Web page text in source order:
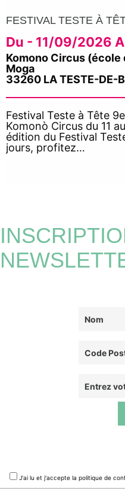
FESTIVAL TESTE À
Du - 11/09/2026
Komono Circus
Moga
33260 LA TESTE-DE-
Festival Teste à Tête
Komonò Circus du 11
édition du Festival
jours, profitez…
J'ai lu et j'accepte la politique de